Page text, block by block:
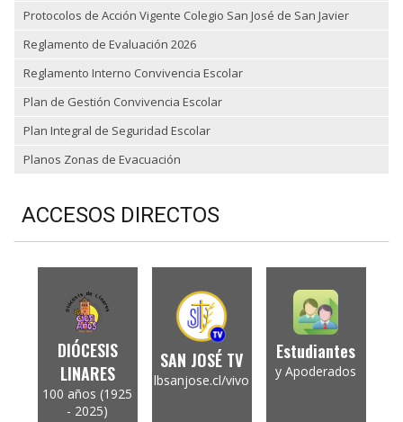
Protocolos de Acción Vigente Colegio San José de San Javier
Reglamento de Evaluación 2026
Reglamento Interno Convivencia Escolar
Plan de Gestión Convivencia Escolar
Plan Integral de Seguridad Escolar
Planos Zonas de Evacuación
ACCESOS DIRECTOS
DIÓCESIS
LINARES
100 años (1925
- 2025)
SAN JOSÉ TV
lbsanjose.cl/vivo
Estudiantes
y Apoderados